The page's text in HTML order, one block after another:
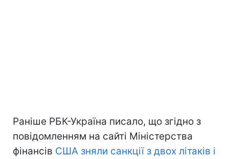
Раніше РБК-Україна писало, що згідно з
повідомленням на сайті Міністерства
фінансів США зняли санкції з двох літаків і